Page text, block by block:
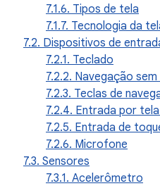
7.1.6. Tipos de tela
7.1.7. Tecnologia da
7.2. Dispositivos de
7.2.1. Teclado
7.2.2. Navegação
7.2.3. Teclas de
7.2.4. Entrada por
7.2.5. Entrada de
7.2.6. Microfone
7.3. Sensores
7.3.1. Acelerômetro